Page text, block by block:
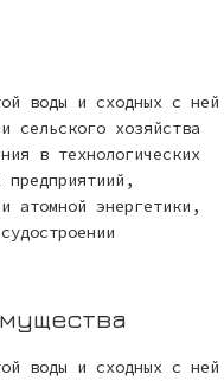
воды и сходных с ней
сельского хозяйства
в технологических
предприятиий,
атомной энергетики,
воды и сходных с ней